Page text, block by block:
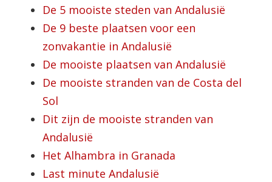
De 5 mooiste steden van Andalusië
De 9 beste plaatsen voor een
zonvakantie in Andalusië
De mooiste plaatsen van Andalusië
De mooiste stranden van de Costa del
Sol
Dit zijn de mooiste stranden van
Andalusië
Het Alhambra in Granada
Last minute Andalusië